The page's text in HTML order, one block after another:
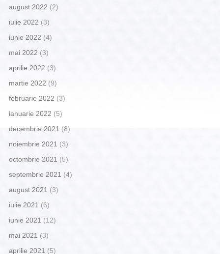
august 2022 (2)
iulie 2022 (3)
iunie 2022 (4)
mai 2022 (3)
aprilie 2022 (3)
martie 2022 (9)
februarie 2022 (3)
ianuarie 2022 (5)
decembrie 2021 (8)
noiembrie 2021 (3)
octombrie 2021 (5)
septembrie 2021 (4)
august 2021 (3)
iulie 2021 (6)
iunie 2021 (12)
mai 2021 (3)
aprilie 2021 (5)